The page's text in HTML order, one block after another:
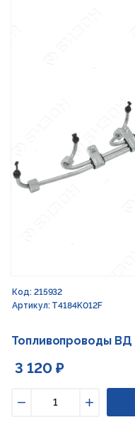
Код: 215932
Артикул: T4184K012F
Топливопроводы ВД
3 120 ₽